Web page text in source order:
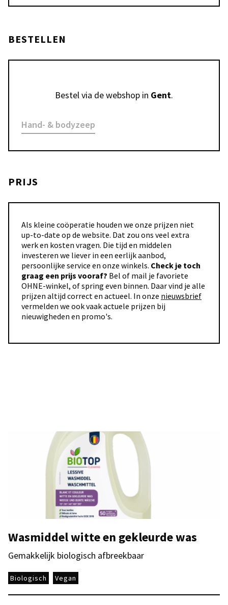
BESTELLEN
Bestel via de webshop in Gent.
Hand- & bodyzeep
PRIJS
Als kleine coöperatie houden we onze prijzen niet
up-to-date op de website. Dat zou ons veel extra
werk en kosten vragen. Die tijd en middelen
investeren we liever in een eerlijk aanbod,
persoonlijke service en onze winkels. Check je toch
graag een prijs vooraf? Bel of mail je favoriete
OHNE-winkel, of spring even binnen. Daar vind je alle
prijzen altijd correct en actueel. In onze nieuwsbrief
vermelden we ook vaak actuele prijzen bij
nieuwigheden en promo's.
Wasmiddel witte en gekleurde was
Gemakkelijk biologisch afbreekbaar
Biologisch Vegan